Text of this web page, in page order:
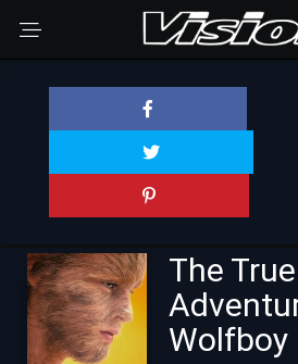
The True
Wolfboy